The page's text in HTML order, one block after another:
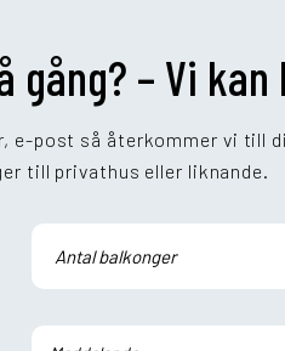
– Vi
e-post så återkommer vi till
till privathus eller liknande.